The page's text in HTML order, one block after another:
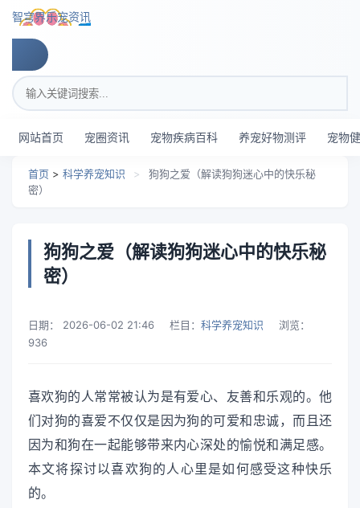
跳转到主要内容
智穹界乐宠资讯
搜索关键词
网站首页 宠圈资讯 宠物疾病百科 养宠好物测评 宠物
首页 > 科学养宠知识 >
狗狗之爱（解读狗狗迷心中的快乐秘
密）
狗狗之爱（解读狗狗迷心中的快乐秘
密）
日期： 2026-06-02 21:46 栏目： 科学养宠知识
浏览：
936
喜欢狗的人常常被认为是有爱心、友善和乐观的。他
们对狗的喜爱不仅仅是因为狗的可爱和忠诚，而且还
因为和狗在一起能够带来内心深处的愉悦和满足感。
本文将探讨以喜欢狗的人心里是如何感受这种快乐
的。